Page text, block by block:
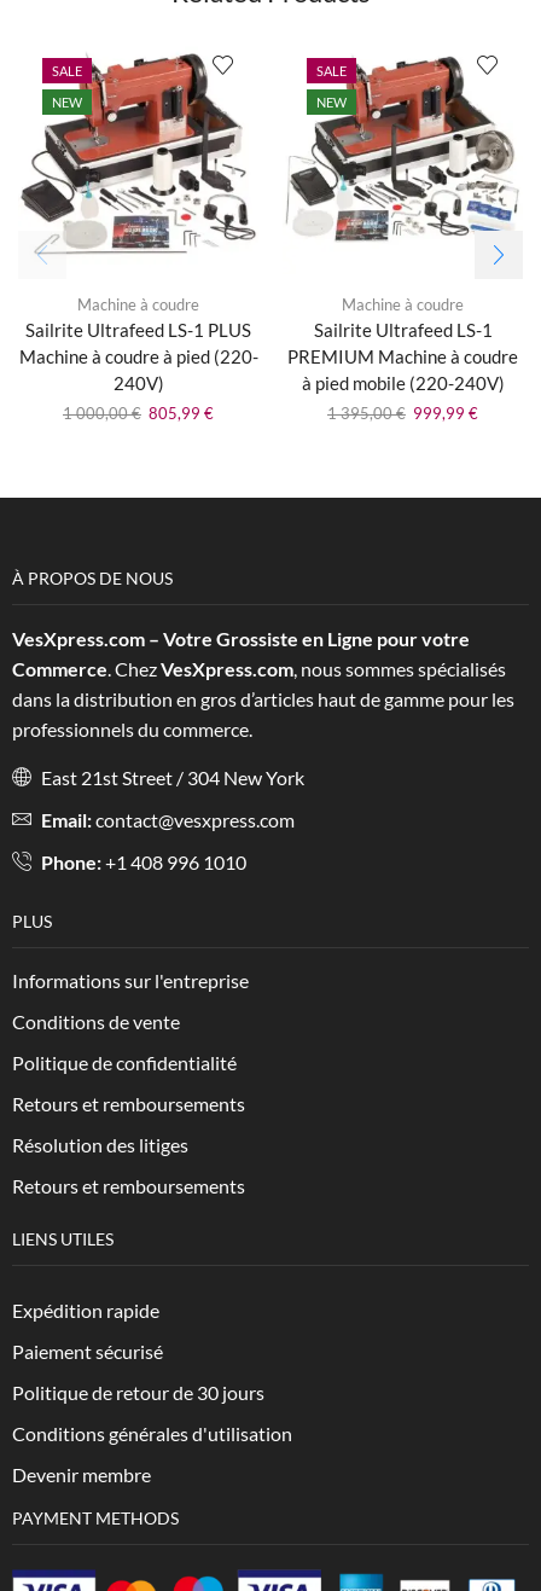
SALE
NEW
Machine à coudre
Sailrite Ultrafeed LS-1 PLUS
Machine à coudre à pied (220-
240V)
1 000,00€ 805,99 €
SALE
NEW
Machine à coudre
Sailrite Ultrafeed LS-1
PREMIUM Machine à coudre
à pied mobile (220-240V)
1 395,00€ 999,99 €
À PROPOS DE NOUS
VesXpress.com – Votre Grossiste en Ligne pour votre
Commerce. ChezVesXpress.com, nous sommes spécialisés
dans la distribution en gros d’articles haut de gamme pour les
professionnels du commerce.
East 21st Street / 304 New York
Email:contact@vesxpress.com
Phone:+1 408 996 1010
PLUS
Informations sur l'entreprise
Conditions de vente
Politique de confidentialité
Retours et remboursements
Résolution des litiges
Retours et remboursements
LIENS UTILES
Expédition rapide
Paiement sécurisé
Politique de retour de 30 jours
Conditions générales d'utilisation
Devenir membre
PAYMENT METHODS